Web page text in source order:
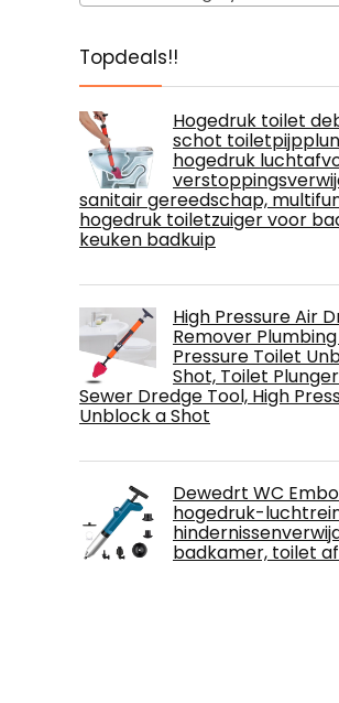
Topdeals!!
Hogedruk toilet
schot
hogedruk
sanitair gereedschap,
hogedruk toiletzuiger voor
keuken badkuip
High Pressure Air
Remover
Pressure Toilet
Shot, Toilet
Sewer Dredge Tool, High
Unblock a Shot
Dewedrt WC
hogedruk-
badkamer, toilet